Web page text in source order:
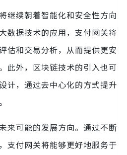
继续朝着智能化和安全性方向
数据技术的应用，支付网关将
估和交易分析，从而提供更安
此外，区块链技术的引入也可
计，通过去中心化的方式提升
来可能的发展方向。通过不断
支付网关将能够更好地服务于